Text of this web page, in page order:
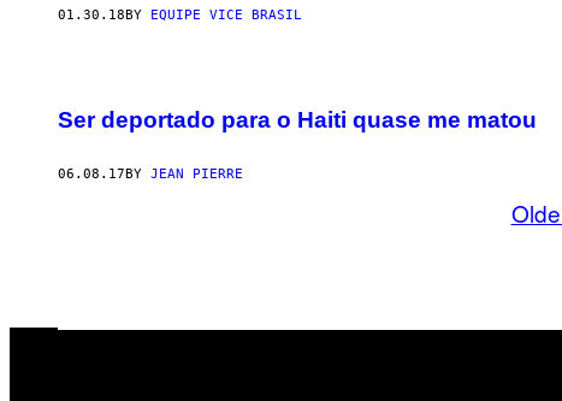
01.30.18 BY EQUIPE VICE BRASIL
Ser deportado para o Haiti quase me matou
06.08.17BY JEAN PIERRE